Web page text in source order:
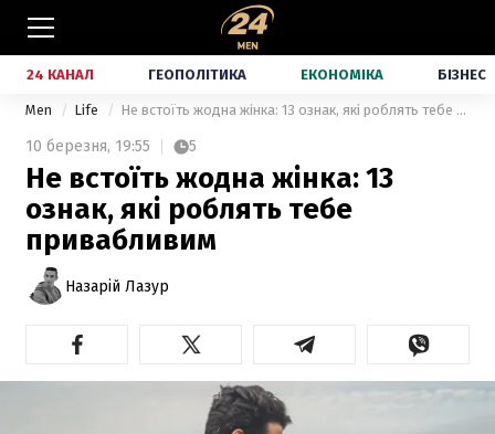
24 КАНАЛ ГЕОПОЛІТИКА ЕКОНОМІКА БІЗНЕС
Men Life Не встоїть жодна жінка: 13 ознак, які роблять тебе привабливим
10 березня, 19:55 5
Не встоїть жодна жінка: 13
ознак, які роблять тебе
привабливим
Назарій Лазур